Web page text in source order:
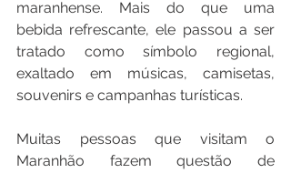
maranhense. Mais do que uma
bebida refrescante, ele passou a ser
tratado como símbolo regional,
exaltado em músicas, camisetas,
souvenirs e campanhas turísticas.
Muitas pessoas que visitam o
Maranhão fazem questão de